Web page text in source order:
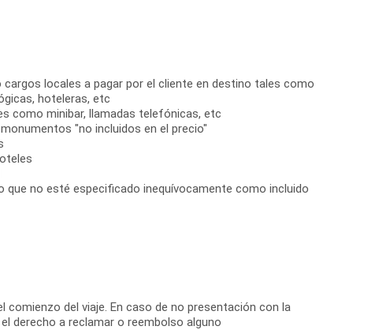
locales a pagar por el cliente en destino tales como
hoteleras, etc
como minibar, llamadas telefónicas, etc
"no incluidos en el precio"
que no esté especificado inequívocamente como incluido
comienzo del viaje. En caso de no presentación con la
derecho a reclamar o reembolso alguno